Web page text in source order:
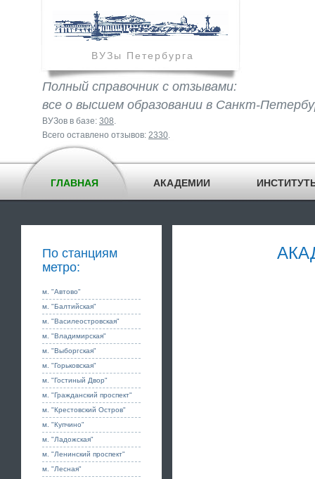
ВУЗы Петербурга
Полный справочник с отзывами:
все о высшем образовании в Санкт-
ВУЗов в базе: 308.
Всего оставлено отзывов: 2330.
ГЛАВНАЯ АКАДЕМИИ
По станциям
метро:
м. "Автово"
м. "Балтийская"
м. "Василеостровская"
м. "Владимирская"
м. "Выборгская"
м. "Горьковская"
м. "Гостиный Двор"
м. "Гражданский проспект"
м. "Крестовский Остров"
м. "Купчино"
м. "Ладожская"
м. "Ленинский проспект"
м. "Лесная"